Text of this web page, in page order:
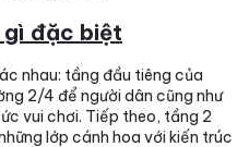
gì đặc biệt
nhau: tầng đầu tiêng của
2/4 để người dân cũng như
vui chơi. Tiếp theo, tầng 2
lớp cánh hoa với kiến trúc